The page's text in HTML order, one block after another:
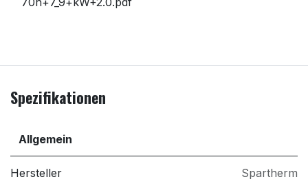
Spezifikationen
Allgemein
Hersteller Spartherm